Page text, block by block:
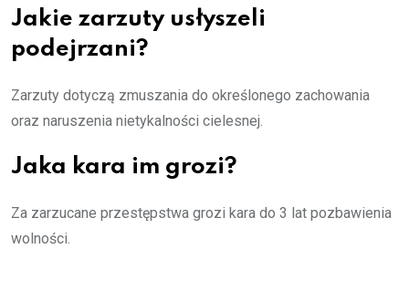
Jakie zarzuty usłyszeli
podejrzani?
Zarzuty dotyczą zmuszania do określonego zachowania
oraz naruszenia nietykalności cielesnej.
Jaka kara im grozi?
Za zarzucane przestępstwa grozi kara do 3 lat pozbawienia
wolności.